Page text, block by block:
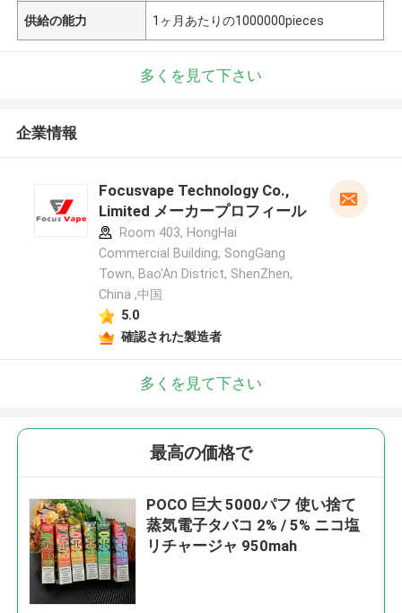
供給の能力 1ヶ月あたりの1000000pieces
多くを見て下さい
企業情報
Focusvape Technology Co.,
Limited メーカープロフィール
Room 403, HongHai
Commercial Building, SongGang
Town, Bao'An District, ShenZhen,
China ,中国
5.0
確認された製造者
多くを見て下さい
最高の価格で
POCO 巨大 5000パフ 使い捨て
蒸気電子タバコ 2% / 5% ニコ塩
リチャージャ 950mah